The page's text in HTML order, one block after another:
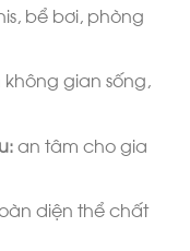
bể bơi, phòng
gian sống,
an tâm cho gia
diện thể chất